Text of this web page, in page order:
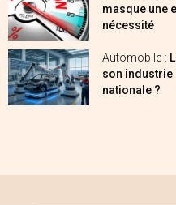
masque une
nécessité
Automobile :
son industrie
nationale ?